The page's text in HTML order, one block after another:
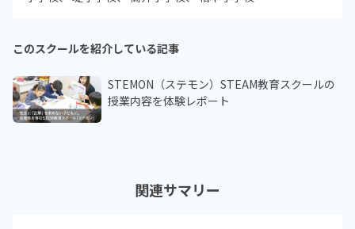
このスクールを紹介している記事
STEMON（ステモン）STEAM教育スクールの
授業内容を体験レポート
関連サマリー